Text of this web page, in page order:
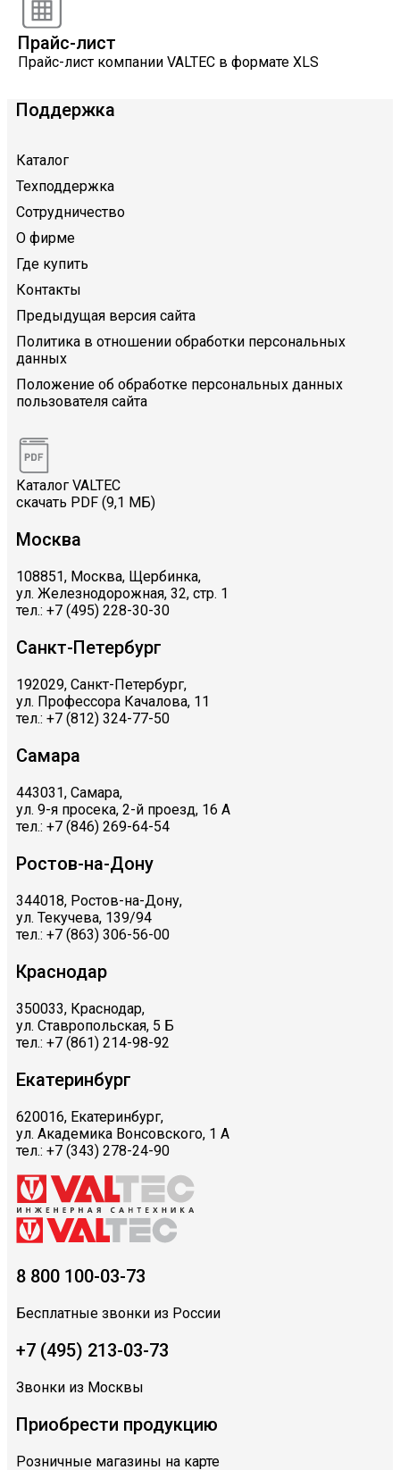
Прайс-лист
Прайс-лист компании VALTEC в формате XLS
Поддержка
Каталог
Техподдержка
Сотрудничество
О фирме
Где купить
Контакты
Предыдущая версия сайта
Политика в отношении обработки персональных
данных
Положение об обработке персональных данных
пользователя сайта
Каталог VALTEC
скачать PDF (9,1 МБ)
Москва
108851, Москва, Щербинка,
ул. Железнодорожная, 32, стр. 1
тел.: +7 (495) 228-30-30
Санкт-Петербург
192029, Санкт-Петербург,
ул. Профессора Качалова, 11
тел.: +7 (812) 324-77-50
Самара
443031, Самара,
ул. 9-я просека, 2-й проезд, 16 А
тел.: +7 (846) 269-64-54
Ростов-на-Дону
344018, Ростов-на-Дону,
ул. Текучева, 139/94
тел.: +7 (863) 306-56-00
Краснодар
350033, Краснодар,
ул. Ставропольская, 5 Б
тел.: +7 (861) 214-98-92
Екатеринбург
620016, Екатеринбург,
ул. Академика Вонсовского, 1 А
тел.: +7 (343) 278-24-90
8 800 100-03-73
Бесплатные звонки из России
+7 (495) 213-03-73
Звонки из Москвы
Приобрести продукцию
Розничные магазины на карте